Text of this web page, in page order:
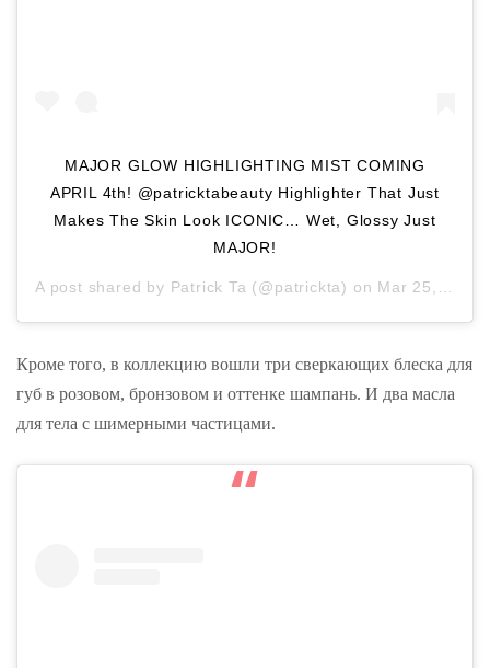
MAJOR GLOW HIGHLIGHTING MIST COMING
APRIL 4th! @patricktabeauty Highlighter That Just
Makes The Skin Look ICONIC… Wet, Glossy Just
MAJOR!
A post shared by Patrick Ta (@patrickta) on Mar 25, 2019 at 6:19pm PDT
Кроме того, в коллекцию вошли три сверкающих блеска для
губ в розовом, бронзовом и оттенке шампань. И два масла
для тела с шимерными частицами.